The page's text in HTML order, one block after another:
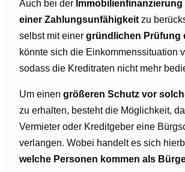
Auch bei der Immobilienfinanzierung
einer Zahlungsunfähigkeit zu
selbst mit einer gründlichen Prüfung
könnte sich die Einkommenssituation
sodass die Kreditraten nicht mehr
Um einen größeren Schutz vor
zu erhalten, besteht die Möglichkeit,
Vermieter oder Kreditgeber eine
verlangen. Wobei handelt es sich
welche Personen kommen als